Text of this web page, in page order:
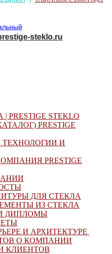
steklo.ru
| PRESTIGE STEKLO
PRESTIGE
ТЕХНОЛОГИИ И
PRESTIGE
ДЛЯ СТЕКЛА
ИЗ СТЕКЛА
ДИПЛОМЫ
И АРХИТЕКТУРЕ
О КОМПАНИИ
КЛИЕНТОВ